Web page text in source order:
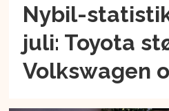
Nybil-
juli: Toyota
Volkswagen